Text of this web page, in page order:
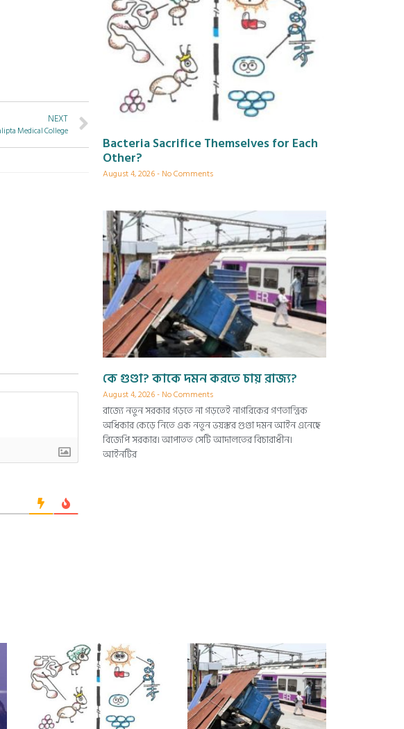
NEXT
Medical College
Bacteria Sacrifice Themselves for Each
Other?
August 4, 2026 No Comments
কে গুণ্ডা? কাকে দমন করতে চায় রাজ্য?
August 4, 2026 No Comments
রাজ্যে নতুন সরকার গড়তে না গড়তেই নাগরিকের গণতান্ত্রিক
অধিকার কেড়ে নিতে এক নতুন ভয়ঙ্কর গুণ্ডা দমন আইন এনেছে
বিজেপি সরকার। আপাতত সেটি আদালতের বিচারাধীন।
আইনটির